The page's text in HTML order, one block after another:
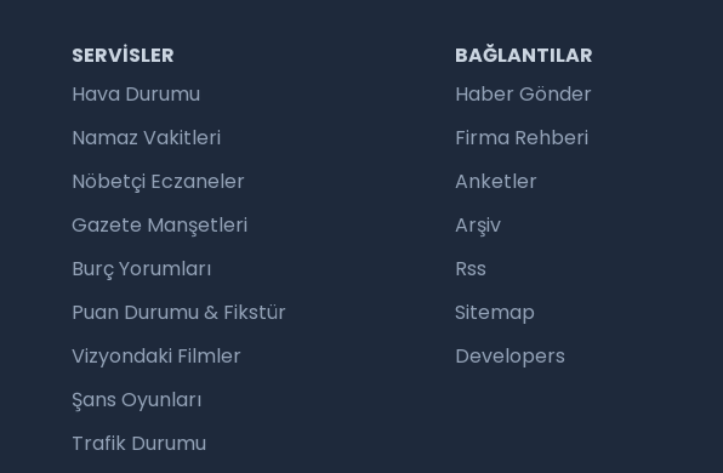
SERVISLER
Hava Durumu
Namaz Vakitleri
Nöbetçi Eczaneler
Gazete Manşetleri
Burç Yorumları
Puan Durumu & Fikstür
Vizyondaki Filmler
Şans Oyunları
Trafik Durumu
BAĞLANTILAR
Haber Gönder
Firma Rehberi
Anketler
Arşiv
Rss
Sitemap
Developers